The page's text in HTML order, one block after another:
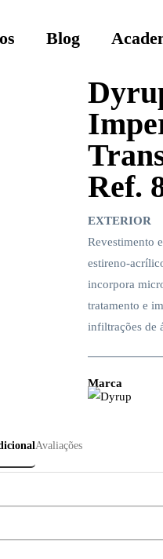
Blog
Ref.
EXTERIOR
Revestimento
estireno-
incorpora
tratamento e
infiltrações de
Marca
Avaliações